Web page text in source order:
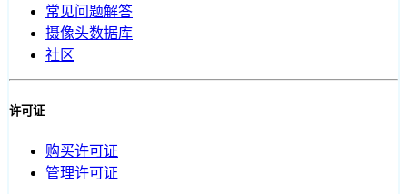
常见问题解答
摄像头数据库
社区
许可证
购买许可证
管理许可证